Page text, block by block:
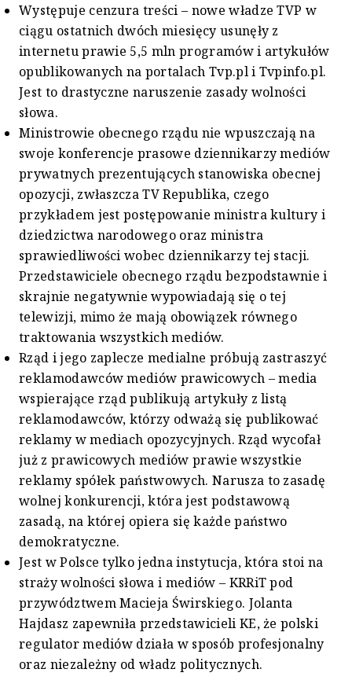
Występuje cenzura treści – nowe władze TVP w
ciągu ostatnich dwóch miesięcy usunęły z
internetu prawie 5,5 mln programów i artykułów
opublikowanych na portalach Tvp.pl i Tvpinfo.pl.
Jest to drastyczne naruszenie zasady wolności
słowa.
Ministrowie obecnego rządu nie wpuszczają na
swoje konferencje prasowe dziennikarzy mediów
prywatnych prezentujących stanowiska obecnej
opozycji, zwłaszcza TV Republika, czego
przykładem jest postępowanie ministra kultury i
dziedzictwa narodowego oraz ministra
sprawiedliwości wobec dziennikarzy tej stacji.
Przedstawiciele obecnego rządu bezpodstawnie i
skrajnie negatywnie wypowiadają się o tej
telewizji, mimo że mają obowiązek równego
traktowania wszystkich mediów.
Rząd i jego zaplecze medialne próbują zastraszyć
reklamodawców mediów prawicowych – media
wspierające rząd publikują artykuły z listą
reklamodawców, którzy odważą się publikować
reklamy w mediach opozycyjnych. Rząd wycofał
już z prawicowych mediów prawie wszystkie
reklamy spółek państwowych. Narusza to zasadę
wolnej konkurencji, która jest podstawową
zasadą, na której opiera się każde państwo
demokratyczne.
Jest w Polsce tylko jedna instytucja, która stoi na
straży wolności słowa i mediów – KRRiT pod
przywództwem Macieja Świrskiego. Jolanta
Hajdasz zapewniła przedstawicieli KE, że polski
regulator mediów działa w sposób profesjonalny
oraz niezależny od władz politycznych.